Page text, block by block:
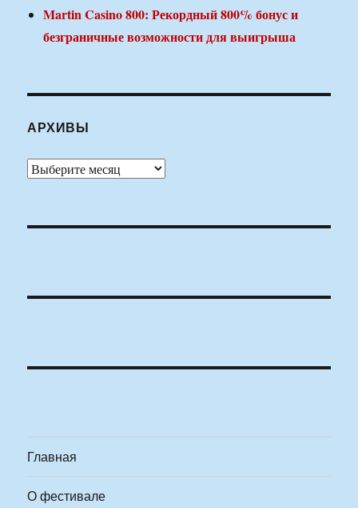
Martin Casino 800: Рекордный 800% бонус и
безграничные возможности для выигрыша
АРХИВЫ
Архивы
Главная
О фестивале